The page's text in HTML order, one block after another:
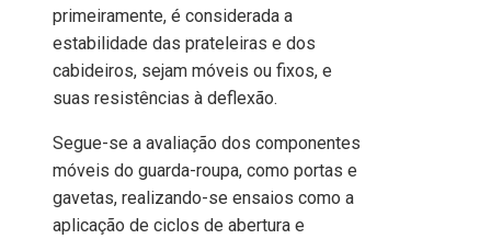
primeiramente, é considerada a
estabilidade das prateleiras e dos
cabideiros, sejam móveis ou fixos, e
suas resistências à deflexão.
Segue-se a avaliação dos componentes
móveis do guarda-roupa, como portas e
gavetas, realizando-se ensaios como a
aplicação de ciclos de abertura e